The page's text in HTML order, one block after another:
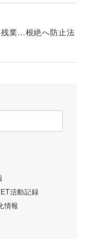
業…根絶へ防止法
活動記録
情報